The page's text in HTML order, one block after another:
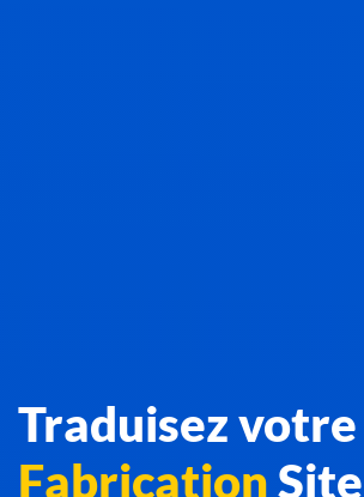
Traduisez votre
Fabrication